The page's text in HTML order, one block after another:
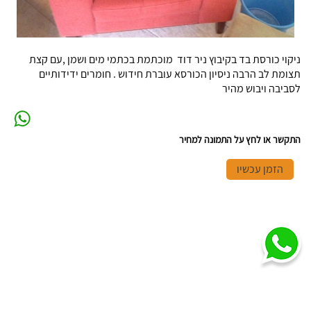
ניקוי כורסת בד בקיבוץ ניר דוד מוכתמת בכתמי מים ושמן ,עם קצת
תצומת לב הרבה ניסיון הכורסא עוברת חידוש . חומרים ידידותיים
לסביבה ויבוש מהיר
התקשר או לחץ על התמונה למחיר
הזמן עכשיו